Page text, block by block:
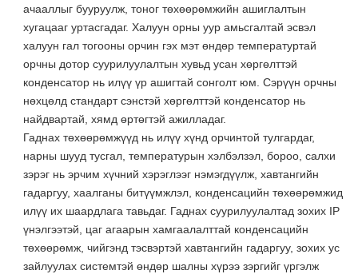
ачааллыг бууруулж, тоног төхөөрөмжийн ашиглалтын
хугацааг уртасгадаг. Халуун орны уур амьсгалтай эсвэл
халуун гал тогооны орчин гэх мэт өндөр температуртай
орчны дотор суурилуулалтын хувьд усан хөргөлттэй
конденсатор нь илүү үр ашигтай сонголт юм. Сэрүүн орчны
нөхцөлд стандарт сэнстэй хөргөлттэй конденсатор нь
найдвартай, хямд өртөгтэй ажилладаг.
Гаднах төхөөрөмжүүд нь илүү хүнд орчинтой тулгардаг,
нарны шууд тусгал, температурын хэлбэлзэл, бороо, салхи
зэрэг нь эрчим хүчний хэрэглээг нэмэгдүүлж, хавтангийн
гадаргуу, хаалганы битүүмжлэл, конденсацийн төхөөрөмжид
илүү их шаардлага тавьдаг. Гаднах суурилуулалтад зохих IP
үнэлгээтэй, цаг агаарын хамгаалалттай конденсацийн
төхөөрөмж, чийгэнд тэсвэртэй хавтангийн гадаргуу, зохих ус
зайлуулах системтэй өндөр шалны хүрээ зэргийг үргэлж